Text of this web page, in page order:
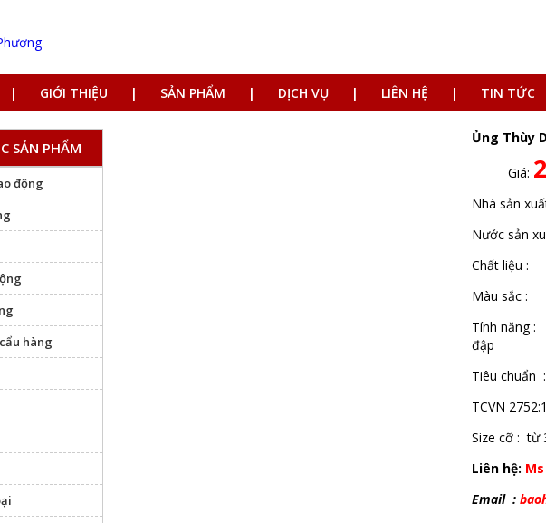
GIỚI THIỆU SẢN PHẨM DỊCH VỤ LIÊN HỆ TIN TỨC
Ủng Thùy
Giá:
Nhà sản
Nước sản
Chất liệu :
Màu sắc
Tính năng
đập
Tiêu chuẩn
TCVN
Size cỡ : từ
Liên hệ:
Email :
SẢN PHẨM
động
hàng